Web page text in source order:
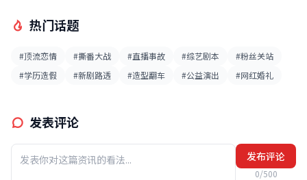
热门话题
#顶流恋情 #撕番大战 #直播事故 #综艺剧本
#粉丝关站
#学历造假
#新剧路透 #造型翻车 #公益演出 #网红婚礼
发表评论
发布评论
0/500